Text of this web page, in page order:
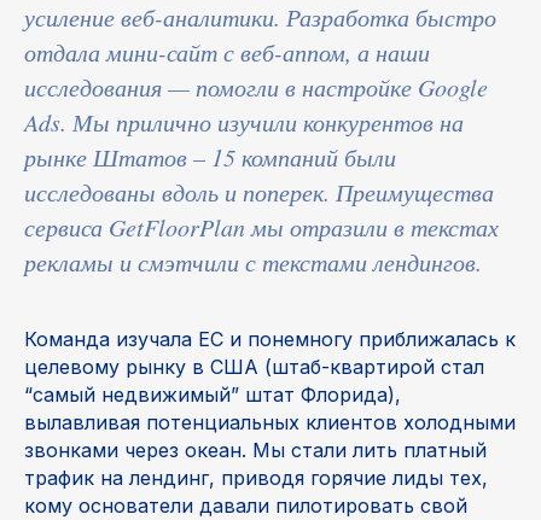
усиление веб-аналитики. Разработка быстро
отдала мини-сайт с веб-аппом, а наши
исследования — помогли в настройке Google
Ads. Мы прилично изучили конкурентов на
рынке Штатов – 15 компаний были
исследованы вдоль и поперек. Преимущества
сервиса GetFloorPlan мы отразили в текстах
рекламы и смэтчили с текстами лендингов.
Команда изучала ЕС и понемногу приближалась к
целевому рынку в США (штаб-квартирой стал
“самый недвижимый” штат Флорида),
вылавливая потенциальных клиентов холодными
звонками через океан. Мы стали лить платный
трафик на лендинг, приводя горячие лиды тех,
кому основатели давали пилотировать свой